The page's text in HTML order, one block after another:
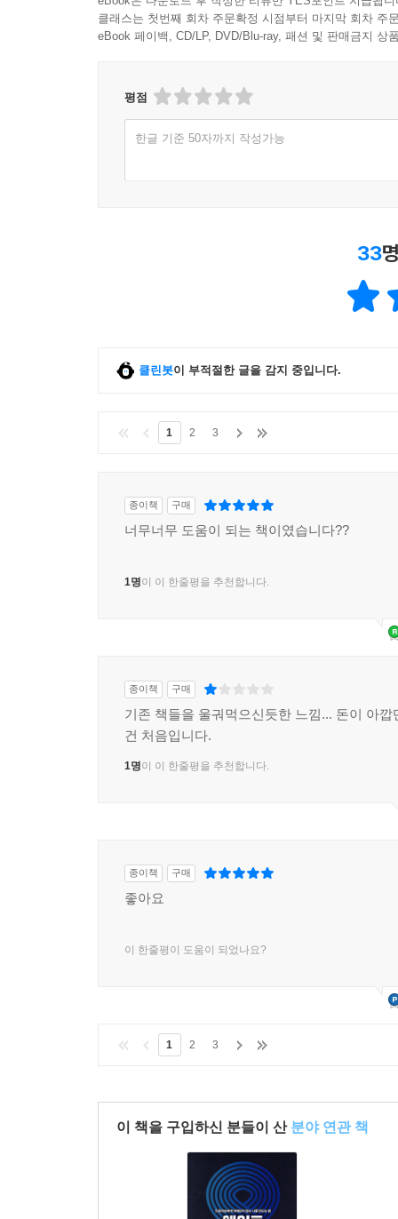
클래스는 첫번째 회차 주문확정 시점부터 마지막 회차 주
eBook 페이백, CD/LP, DVD/Blu-ray, 패션 및 판매금지 상
평점
한글 기준 50자까지 작성가능
33
클린봇이 부적절한 글을 감지 중입니다.
1 2 3
종이책 구매
너무너무 도움이 되는 책이였습니다??
1명이 이 한줄평을 추천합니다.
종이책 구매
기존 책들을 울궈먹으신듯한 느낌... 돈이 아깝
건 처음입니다.
1명이 이 한줄평을 추천합니다.
종이책 구매
좋아요
이 한줄평이 도움이 되었나요?
1 2 3
이 책을 구입하신 분들이 산 분야 연관 책